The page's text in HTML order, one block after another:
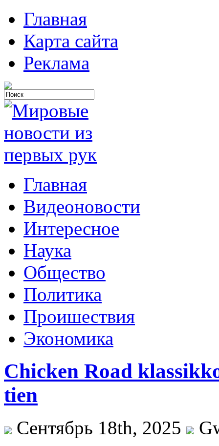
Главная
Карта сайта
Реклама
Главная
Видеоновости
Интересное
Наука
Общество
Политика
Проишествия
Экономика
Chicken Road
tien
Сентябрь 18th, 2025